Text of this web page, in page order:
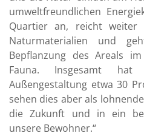
umweltfreundlichen
Quartier an, reicht
Naturmaterialien und
Bepflanzung des Areals
Fauna. Insgesamt
Außengestaltung etwa 30
sehen dies aber als
die Zukunft und in ein
unsere Bewohner.“